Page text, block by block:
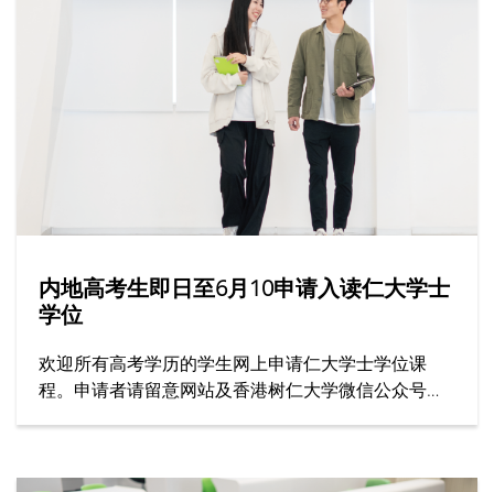
内地高考生即日至6月10申请入读仁大学士
学位
欢迎所有高考学历的学生网上申请仁大学士学位课
程。申请者请留意网站及香港树仁大学微信公众号上